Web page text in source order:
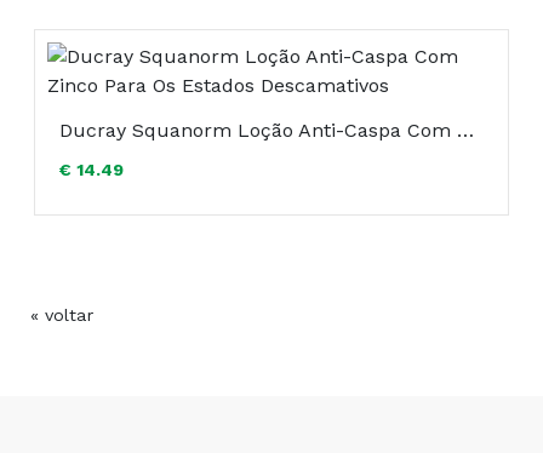
Ducray Squanorm Loção Anti-Caspa Com Zinco Para Os Estados Descamativos
€ 14.49
« voltar